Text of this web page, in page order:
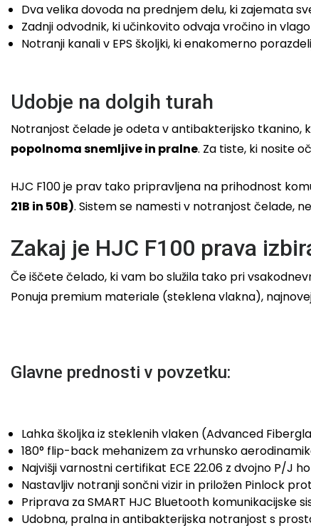
Dva velika dovoda na prednjem delu, ki zajemata
Zadnji odvodnik, ki učinkovito odvaja vročino in
Notranji kanali v EPS školjki, ki enakomerno
Udobje na dolgih turah
Notranjost čelade je odeta v antibakterijsko tkanino,
popolnoma snemljive in pralne. Za tiste, ki nosite
HJC F100 je prav tako pripravljena na prihodnost
21B in 50B). Sistem se namesti v notranjost čelade,
Zakaj je HJC F100 prava
Če iščete čelado, ki vam bo služila tako pri
Ponuja premium materiale (steklena vlakna),
Glavne prednosti v povzetku:
Lahka školjka iz steklenih vlaken (Advanced
180° flip-back mehanizem za vrhunsko
Najvišji varnostni certifikat ECE 22.06 z dvojno P/J
Nastavljiv notranji sončni vizir in priložen Pinlock
Priprava za SMART HJC Bluetooth komunikacijske
Udobna, pralna in antibakterijska notranjost s